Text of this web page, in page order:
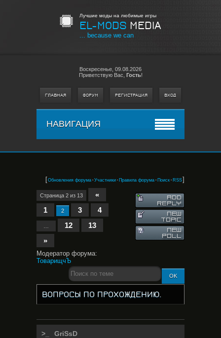
Лучшие моды на любимые игры
EL-MODS MEDIA
... because we can
Воскресенье, 09.08.2026
Приветствую Вас Гость!
ГЛАВНАЯ ФОРУМ РЕГИСТРАЦИЯ ВХОД
НАВИГАЦИЯ
[Обновления форума·Участники·Правила форума·Поиск·RSS]
Страница 2 из 13
«
1
2 3 4
12
13
»
Модератор форума:
ТоварищчЪ
ВОПРОСЫ ПО ПРОХОЖДЕНИЮ.
GriSsD